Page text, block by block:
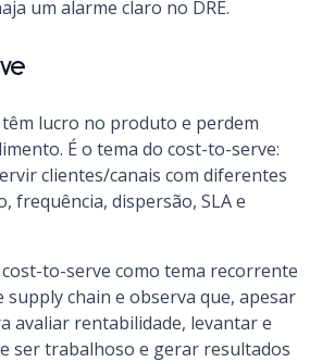
um alarme claro no DRE.
lucro no produto e perdem
É o tema do cost-to-serve:
clientes/canais com diferentes
frequência, dispersão, SLA e
cost-to-serve como tema recorrente
chain e observa que, apesar
avaliar rentabilidade, levantar e
ser trabalhoso e gerar resultados